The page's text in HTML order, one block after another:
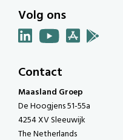
Volg ons
Contact
Maasland Groep
De Hoogjens 51-55a
4254 XV Sleeuwijk
The Netherlands